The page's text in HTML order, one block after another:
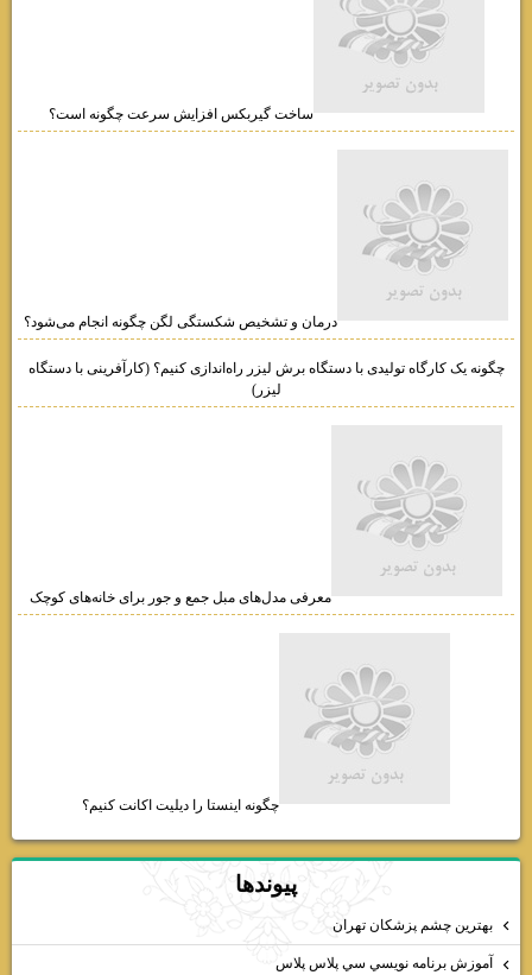
ساخت گیربکس افزایش سرعت چگونه است؟
درمان و تشخیص شکستگی لگن چگونه انجام می‌شود؟
چگونه یک کارگاه تولیدی با دستگاه برش لیزر راه‌اندازی کنیم؟ (کارآفرینی با دستگاه
معرفی مدل‌های مبل جمع و جور برای خانه‌های کوچک